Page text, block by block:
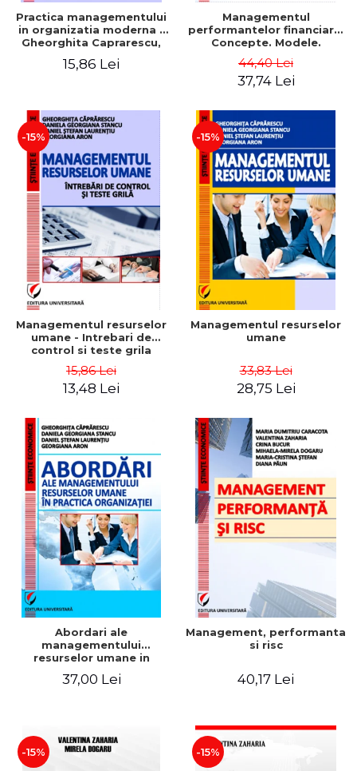
Practica managementului
in organizatia moderna -
Gheorghita Caprarescu,
Georgiana Aron
15,86 Lei
Managementul
performantelor financiare.
Concepte. Modele.
44,40 Lei
37,74 Lei
-15%
Managementul resurselor
umane - Intrebari de
control si teste grila
15,86 Lei
13,48 Lei
-15%
Managementul resurselor
umane
33,83 Lei
28,75 Lei
Abordari ale
managementului
resurselor umane in
37,00 Lei
Management, performanta
si risc
40,17 Lei
-15% -15%